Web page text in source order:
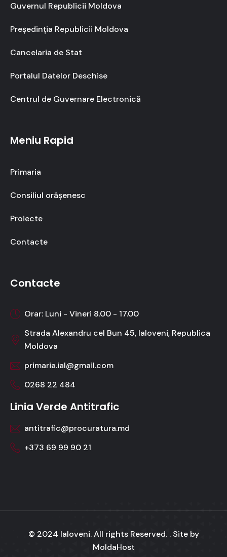
Guvernul Republicii Moldova
Președinția Republicii Moldova
Cancelaria de Stat
Portalul Datelor Deschise
Centrul de Guvernare Electronică
Meniu Rapid
Primaria
Consiliul orășenesc
Proiecte
Contacte
Contacte
Orar: Luni - Vineri 8.00 - 17.00
Strada Alexandru cel Bun 45, Ialoveni, Republica
Moldova
primaria.ial@gmail.com
0268 22 484
Linia Verde Antitrafic
antitrafic@procuratura.md
+373 69 99 90 21
© 2024 Ialoveni. All rights Reserved. . Site by
MoldaHost